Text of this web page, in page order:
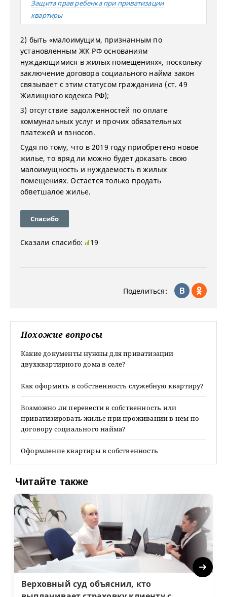
Защита прав ребенка при приватизации
квартиры
2) быть «малоимущим, признанным по
установленным ЖК РФ основаниям
нуждающимися в жилых помещениях», поскольку
заключение договора социального найма закон
связывает с этим статусом гражданина (ст. 49
Жилищного кодекса РФ);
3) отсутствие задолженностей по оплате
коммунальных услуг и прочих обязательных
платежей и взносов.
Судя по тому, что в 2019 году приобретено новое
жилье, то вряд ли можно будет доказать свою
малоимущность и нуждаемость в жилых
помещениях. Остается только продать
обветшалое жилье.
Спасибо
Сказали спасибо: 19
Поделиться:
Похожие вопросы
Какие документы нужны для приватизации
двухквартирного дома в селе?
Как оформить в собственность служебную квартиру?
Возможно ли перевести в собственность или
приватизировать жилье при проживании в нем по
договору социального найма?
Оформление квартиры в собственность
Читайте также
Верховный суд объяснил, кто
Next